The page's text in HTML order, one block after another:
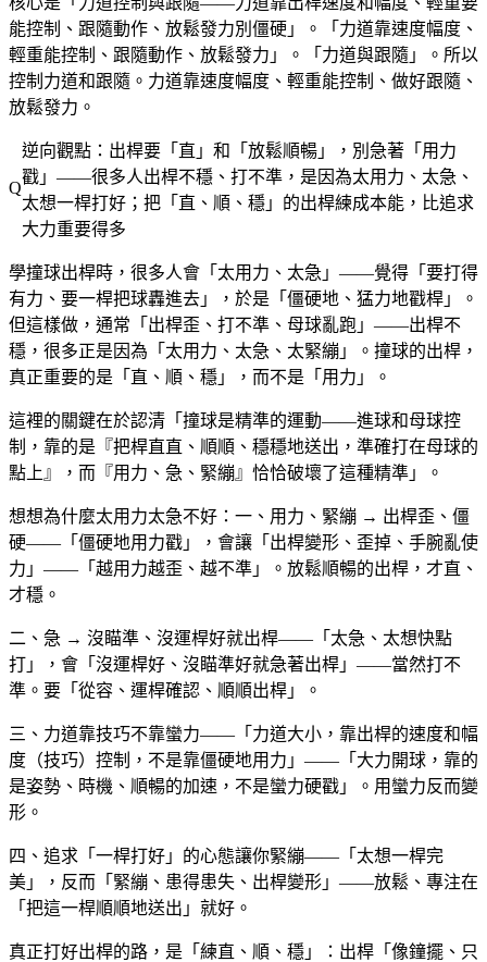
能控制、跟隨動作、放鬆發力別僵硬」。「力道靠速度幅度、
輕重能控制、跟隨動作、放鬆發力」。「力道與跟隨」。所以
控制力道和跟隨。力道靠速度幅度、輕重能控制、做好跟隨、
放鬆發力。
逆向觀點：出桿要「直」和「放鬆順暢」，別急著「用力
戳」——很多人出桿不穩、打不準，是因為太用力、太急、
太想一桿打好；把「直、順、穩」的出桿練成本能，比追求
大力重要得多
學撞球出桿時，很多人會「太用力、太急」——覺得「要打得
有力、要一桿把球轟進去」，於是「僵硬地、猛力地戳桿」。
但這樣做，通常「出桿歪、打不準、母球亂跑」——出桿不
穩，很多正是因為「太用力、太急、太緊繃」。撞球的出桿，
真正重要的是「直、順、穩」，而不是「用力」。
這裡的關鍵在於認清「撞球是精準的運動——進球和母球控
制，靠的是『把桿直直、順順、穩穩地送出，準確打在母球的
點上』，而『用力、急、緊繃』恰恰破壞了這種精準」。
想想為什麼太用力太急不好：一、用力、緊繃 → 出桿歪、僵
硬——「僵硬地用力戳」，會讓「出桿變形、歪掉、手腕亂使
力」——「越用力越歪、越不準」。放鬆順暢的出桿，才直、
才穩。
二、急 → 沒瞄準、沒運桿好就出桿——「太急、太想快點
打」，會「沒運桿好、沒瞄準好就急著出桿」——當然打不
準。要「從容、運桿確認、順順出桿」。
三、力道靠技巧不靠蠻力——「力道大小，靠出桿的速度和幅
度（技巧）控制，不是靠僵硬地用力」——「大力開球，靠的
是姿勢、時機、順暢的加速，不是蠻力硬戳」。用蠻力反而變
形。
四、追求「一桿打好」的心態讓你緊繃——「太想一桿完
美」，反而「緊繃、患得患失、出桿變形」——放鬆、專注在
「把這一桿順順地送出」就好。
真正打好出桿的路，是「練直、順、穩」：出桿「像鐘擺、只